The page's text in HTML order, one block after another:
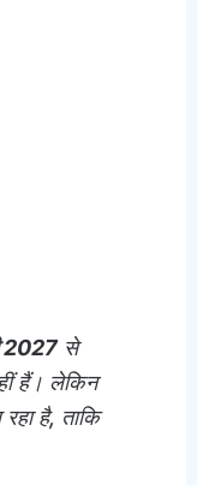
2027से
हैं। लेकिन
है, ताकि